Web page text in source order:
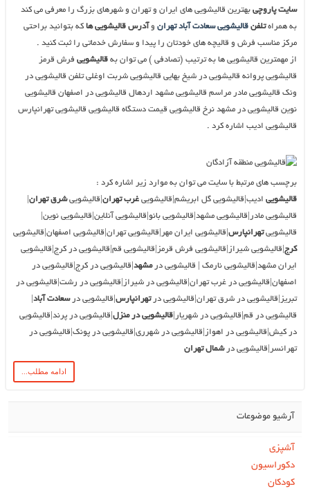
سایت پاروچیبهترین قالیشویی های ایران و تهران و شهرهای بزرگ را معرفی می کند
به همراهتلفن قالیشویی سعادت آباد تهرانو آدرس قالیشویی هاکه بتوانید براحتی
مرکز مناسب فرش و قالیچه های خودتان را پیدا و سفارش خدماتی را ثبت کنید .
از مهمترین قالیشویی ها به ترتیب (تصادفی ) می توان به قالیشویی فرش قرمز
قالیشویی پروانه قالیشویی در شیخ بهایی قالیشویی شربت اوغلی تلفن قالیشویی در
ونک قالیشویی مادر مراسم قالیشویی مشهد اردهال قالیشویی در اصفهان قالیشویی
نوین قالیشویی در مشهد نرخ قالیشویی قیمت دستگاه قالیشویی قالیشویی تهرانپارس
قالیشویی ادیب اشاره کرد .
برچسب های مرتبط با سایت می توان به موارد زیر اشاره کرد :
قالیشویی ادیب|قالیشویی گل ابریشم|قالیشویی غرب تهران|قالیشوییشرق تهران|
قالیشویی مادر|قالیشویی مشهد|قالیشویی بانو|قالیشویی آنلاین|قالیشویی نوین|
قالیشوییتهرانپارس|قالیشویی ایران مهر|قالیشویی تهران|قالیشویی اصفهان|قالیشویی
کرج|قالیشویی شیراز|قالیشویی فرش قرمز|قالیشویی قم|قالیشویی در کرج|قالیشویی
ایران مشهد|قالیشویی نارمک | قالیشویی درمشهد|قالیشویی در کرج|قالیشویی در
اصفهان|قالیشویی در غرب تهران|قالیشویی در شیراز|قالیشویی در رشت|قالیشویی در
تبریز|قالیشویی در شرق تهران|قالیشویی درتهرانپارس|قالیشویی درسعادت آباد|
قالیشویی در قم|قالیشویی در شهریار| قالیشویی در منزل|قالیشویی در پرند|قالیشویی
در کیش|قالیشویی در اهواز|قالیشویی در شهرری|قالیشویی در پونک|قالیشویی در
تهرانسر|قالیشویی درشمال تهران
ادامه مطلب...
آرشیو موضوعات
آشپزی
دکوراسیون
کودکان